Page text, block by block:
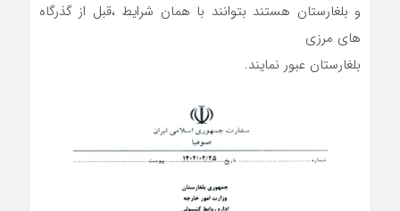
و بلغارستان هستند بتوانند با همان شرایط ،قبل از گذرگاه
های مرزی
بلغارستان عبور نمایند.